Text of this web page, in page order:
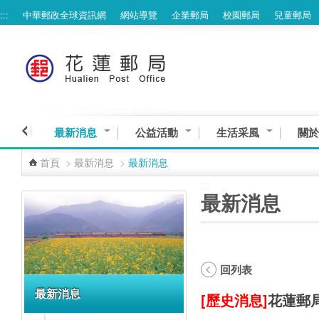
跳到主要內容區塊
::: 中華郵政全球資訊網 網站導覽 企業郵局 校園郵局 兒童郵局
最新消息 公益活動 生活采風 關
首頁 > 最新消息 > 最新消息
最新消息
最新消息
回列表
[歷史消息]花蓮郵